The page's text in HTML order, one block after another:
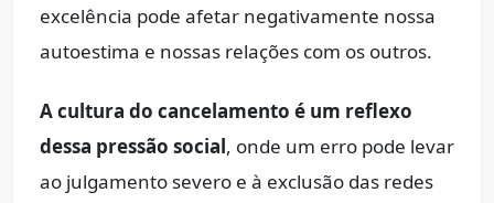
excelência pode afetar negativamente nossa
autoestima e nossas relações com os outros.
A cultura do cancelamento é um reflexo
dessa pressão social, onde um erro pode levar
ao julgamento severo e à exclusão das redes